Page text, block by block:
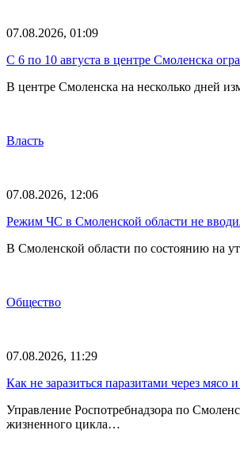
07.08.2026, 01:09
С 6 по 10 августа в центре Смоленска
В центре Смоленска на несколько дней
Власть
07.08.2026, 12:06
Режим ЧС в Смоленской области не
В Смоленской области по состоянию на
Общество
07.08.2026, 11:29
Как не заразиться паразитами через
Управление Роспотребнадзора по
жизненного цикла…